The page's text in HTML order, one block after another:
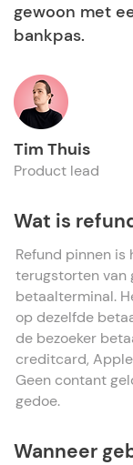
gewoon met
bankpas.
Tim Thuis
Product lead
Wat is
Refund pinnen
terugstorten van
betaalterminal.
op dezelfde
de bezoeker
creditcard, Apple
Geen contant
gedoe.
Wanneer